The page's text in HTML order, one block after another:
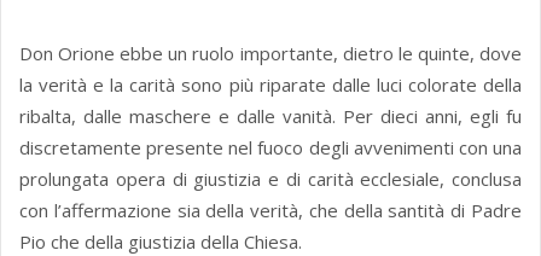
Don Orione ebbe un ruolo importante, dietro le quinte, dove
la verità e la carità sono più riparate dalle luci colorate della
ribalta, dalle maschere e dalle vanità. Per dieci anni, egli fu
discretamente presente nel fuoco degli avvenimenti con una
prolungata opera di giustizia e di carità ecclesiale, conclusa
con l’affermazione sia della verità, che della santità di Padre
Pio che della giustizia della Chiesa.